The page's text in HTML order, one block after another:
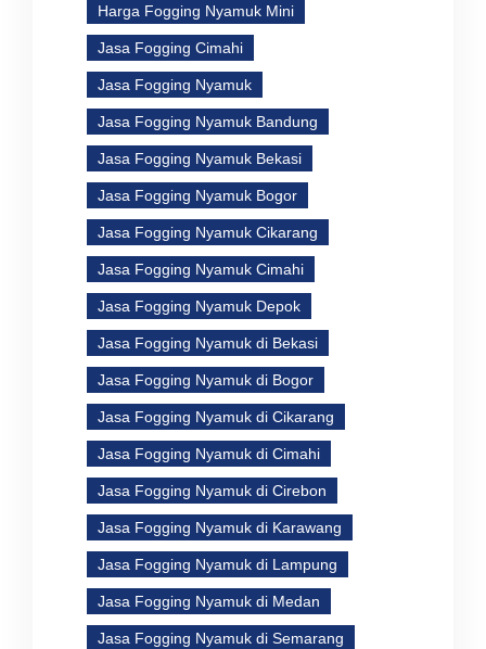
Harga Fogging Nyamuk Mini
Jasa Fogging Cimahi
Jasa Fogging Nyamuk
Jasa Fogging Nyamuk Bandung
Jasa Fogging Nyamuk Bekasi
Jasa Fogging Nyamuk Bogor
Jasa Fogging Nyamuk Cikarang
Jasa Fogging Nyamuk Cimahi
Jasa Fogging Nyamuk Depok
Jasa Fogging Nyamuk di Bekasi
Jasa Fogging Nyamuk di Bogor
Jasa Fogging Nyamuk di Cikarang
Jasa Fogging Nyamuk di Cimahi
Jasa Fogging Nyamuk di Cirebon
Jasa Fogging Nyamuk di Karawang
Jasa Fogging Nyamuk di Lampung
Jasa Fogging Nyamuk di Medan
Jasa Fogging Nyamuk di Semarang